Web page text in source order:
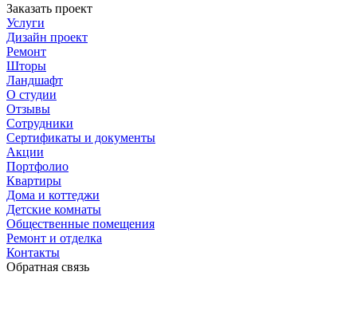
Заказать проект
Услуги
Дизайн проект
Ремонт
Шторы
Ландшафт
О студии
Отзывы
Сотрудники
Сертификаты и документы
Акции
Портфолио
Квартиры
Дома и коттеджи
Детские комнаты
Общественные помещения
Ремонт и отделка
Контакты
Обратная связь